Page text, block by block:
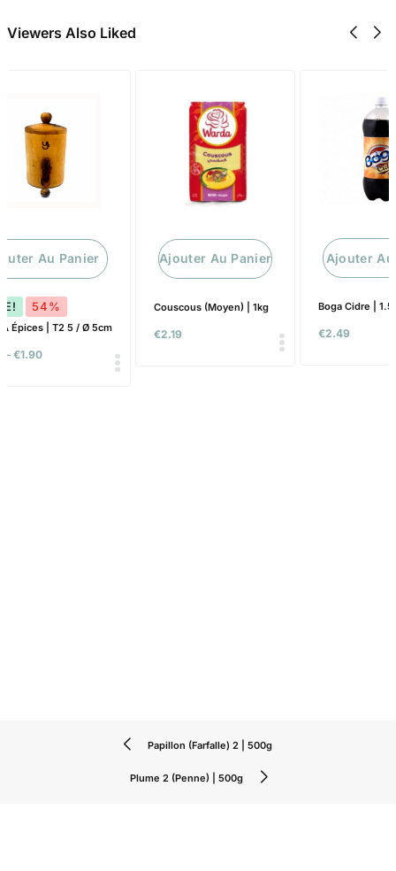
Viewers Also Liked
–€1.90
Épices | T2 5 / Ø 5cm
54%
Au Panier
€2.19
Couscous (Moyen) | 1kg
Ajouter Au Panier
€2.49
Boga Cidre | 1.5l
Ajouter
Papillon (Farfalle) 2 | 500g
Plume 2 (Penne) | 500g